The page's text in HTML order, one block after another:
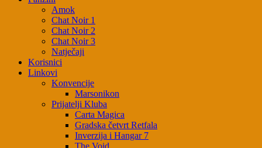
Amok
Chat Noir 1
Chat Noir 2
Chat Noir 3
Natječaji
Korisnici
Linkovi
Konvencije
Marsonikon
Prijatelji Kluba
Carta Magica
Gradska četvrt Retfala
Inverzija i Hangar 7